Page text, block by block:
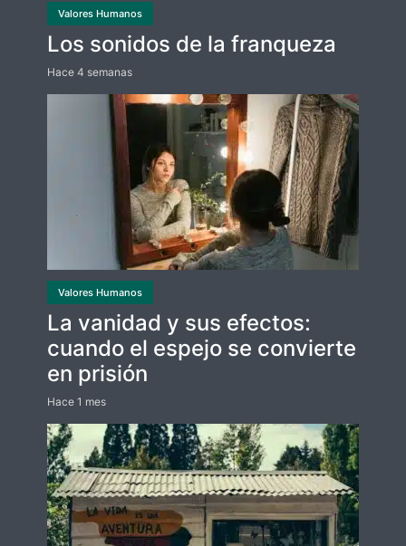
Valores Humanos
Los sonidos de la franqueza
Hace 4 semanas
Valores Humanos
La vanidad y sus efectos:
cuando el espejo se convierte
en prisión
Hace 1 mes